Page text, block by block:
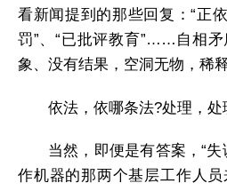
看新闻提到的那些回复：“正
罚”、“已批评教育”……自相
象、没有结果，空洞无物，稀释
依法，依哪条法?处理，处
当然，即便是有答案，“
作机器的那两个基层工作人